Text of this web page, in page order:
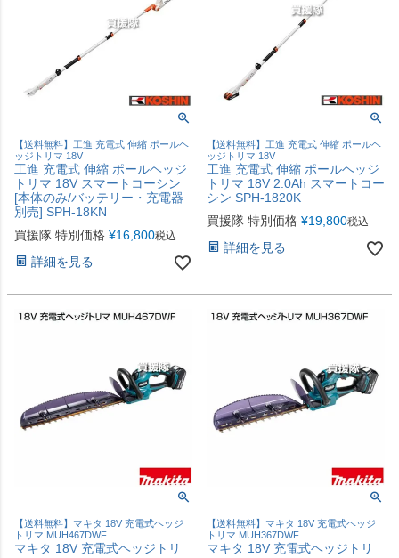
【送料無料】工進 充電式 伸縮 ポールヘ
ッジトリマ 18V
工進 充電式 伸縮 ポールヘッジ
トリマ 18V スマートコーシン
[本体のみ/バッテリー・充電器
別売] SPH-18KN
買援隊 特別価格 ¥16,800税込
詳細を見る
【送料無料】工進 充電式 伸縮 ポールヘ
ッジトリマ 18V
工進 充電式 伸縮 ポールヘッジ
トリマ 18V 2.0Ah スマートコー
シン SPH-1820K
買援隊 特別価格 ¥19,800税込
詳細を見る
【送料無料】マキタ 18V 充電式ヘッジ
トリマ MUH467DWF
マキタ 18V 充電式ヘッジトリ
【送料無料】マキタ 18V 充電式ヘッジ
トリマ MUH367DWF
マキタ 18V 充電式ヘッジトリ